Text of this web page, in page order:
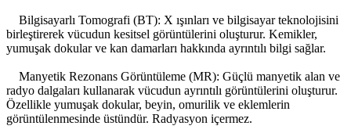
Bilgisayarlı Tomografi (BT): X ışınları ve bilgisayar teknolojisini
birleştirerek vücudun kesitsel görüntülerini oluşturur. Kemikler,
yumuşak dokular ve kan damarları hakkında ayrıntılı bilgi sağlar.
Manyetik Rezonans Görüntüleme (MR): Güçlü manyetik alan ve
radyo dalgaları kullanarak vücudun ayrıntılı görüntülerini oluşturur.
Özellikle yumuşak dokular, beyin, omurilik ve eklemlerin
görüntülenmesinde üstündür. Radyasyon içermez.